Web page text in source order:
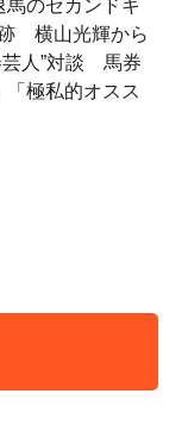
のセカンドキ
横山光輝から
芸人”対談 馬券
極私的オスス